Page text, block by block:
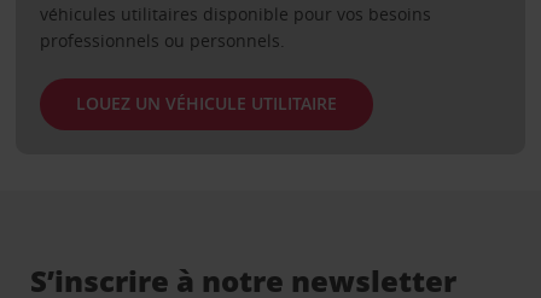
véhicules utilitaires disponible pour vos besoins
professionnels ou personnels.
LOUEZ UN VÉHICULE UTILITAIRE
S’inscrire à notre newsletter